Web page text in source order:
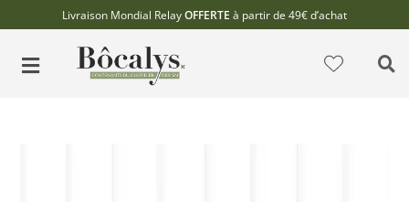
Livraison Mondial RelayOFFERTE à partir de 49€ d’achat